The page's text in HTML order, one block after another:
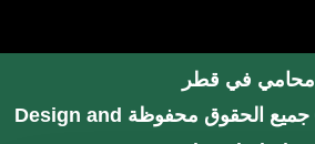
محامي في قطر
Design and